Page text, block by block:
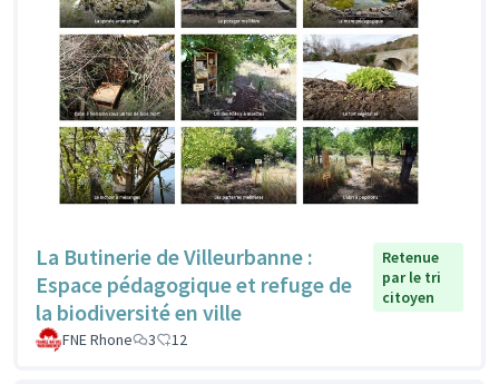
La Butinerie de Villeurbanne :
Espace pédagogique et refuge de
la biodiversité en ville
Retenue
par le tri
citoyen
FNE Rhone 3 12